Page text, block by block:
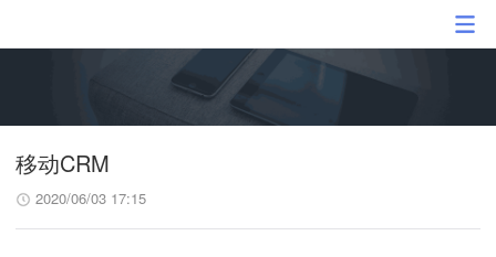
移动CRM
2020/06/03 17:15